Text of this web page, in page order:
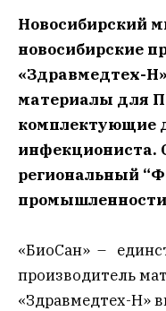
Новосибирский
новосибирские
«Здравмедтех-
материалы для
комплектующие
инфекциониста.
региональный
«БиоСан» –
производитель
«Здравмедтех-Н»